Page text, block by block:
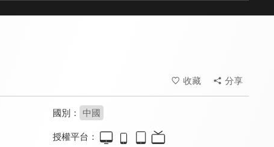
收藏 分享
國別： 中國
授權平台：